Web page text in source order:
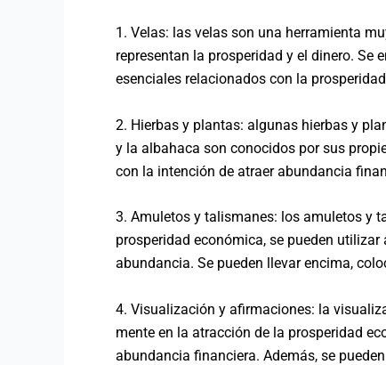
1. Velas: las velas son una herramienta
representan la prosperidad y el dinero. Se
esenciales relacionados con la
2. Hierbas y plantas: algunas hierbas y
y la albahaca son conocidos por sus
con la intención de atraer abundancia
3. Amuletos y talismanes: los amuletos y
prosperidad económica, se pueden
abundancia. Se pueden llevar encima,
4. Visualización y afirmaciones: la
mente en la atracción de la prosperidad
abundancia financiera. Además, se